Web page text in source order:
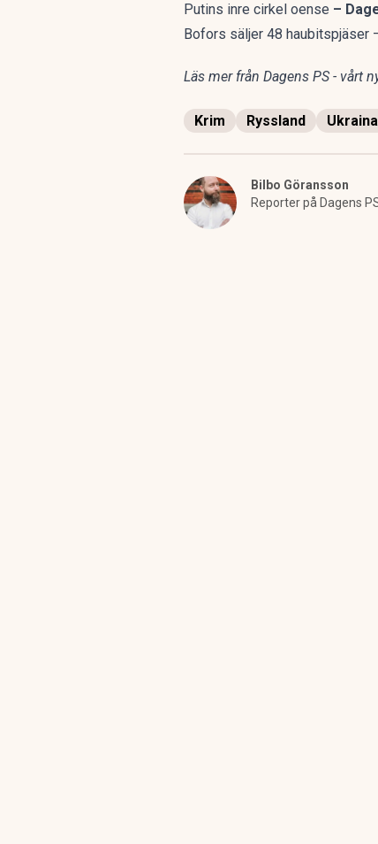
Putins inre cirkel oense –
Bofors säljer 48 haubitspjäser
Läs mer från Dagens PS - vårt
Krim Ryssland Ukraina
Bilbo Göransson
Reporter på Dagens